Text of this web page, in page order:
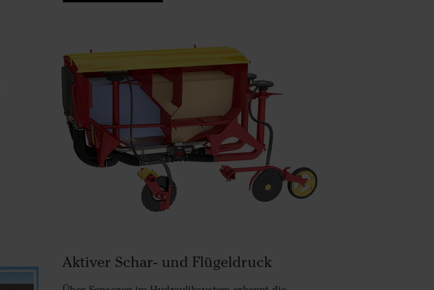
Aktiver Schar- und Flügeldruck